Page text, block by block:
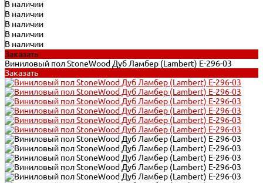
В наличии
В наличии
В наличии
В наличии
В наличии
Заказать
Виниловый пол StoneWood Дуб Ламбер (Lambert) E-296-03
Заказать